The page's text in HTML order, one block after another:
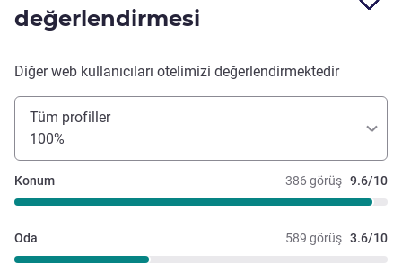
değerlendirmesi
Diğer web kullanıcıları otelimizi değerlendirmektedir
Tüm profiller
100%
386 görüş 9.6/10
Konum
589 görüş 3.6/10
Oda